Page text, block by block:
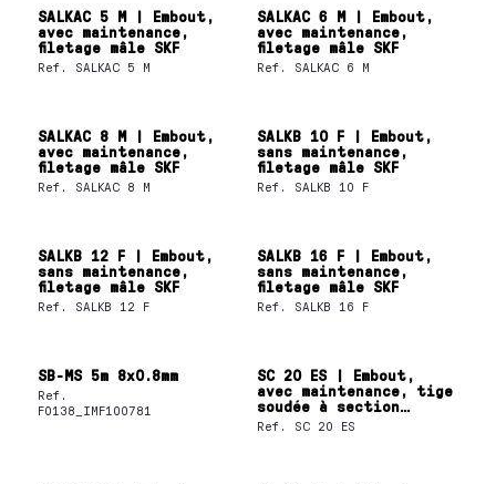
SALKAC 5 M | Embout,
avec maintenance,
filetage mâle SKF
Ref. SALKAC 5 M
SALKAC 6 M | Embout,
avec maintenance,
filetage mâle SKF
Ref. SALKAC 6 M
SALKAC 8 M | Embout,
avec maintenance,
filetage mâle SKF
Ref. SALKAC 8 M
SALKB 10 F | Embout,
sans maintenance,
filetage mâle SKF
Ref. SALKB 10 F
SALKB 12 F | Embout,
sans maintenance,
filetage mâle SKF
Ref. SALKB 12 F
SALKB 16 F | Embout,
sans maintenance,
filetage mâle SKF
Ref. SALKB 16 F
SB-MS 5m 8x0.8mm
Ref.
F0138_IMF100781
SC 20 ES | Embout,
avec maintenance, tige
soudée à section
cylindrique SKF
Ref. SC 20 ES